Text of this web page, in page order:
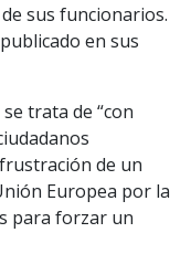
sus funcionarios.
en sus
trata de “con
de un
Europea por la
para forzar un